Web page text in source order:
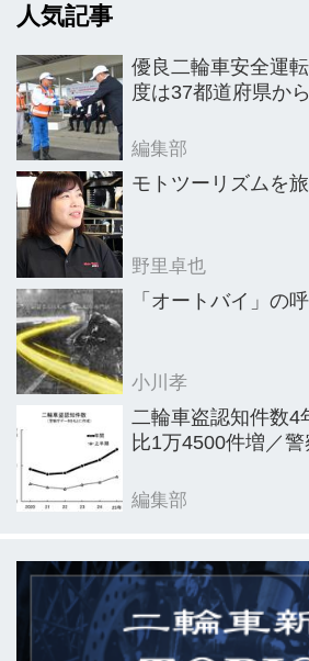
人気記事
優良二輪車安全運
度は37都道府県か
編集部
モトツーリズムを
野里卓也
「オートバイ」の
小川孝
二輪車盗認知件数4
比1万4500件増／
編集部